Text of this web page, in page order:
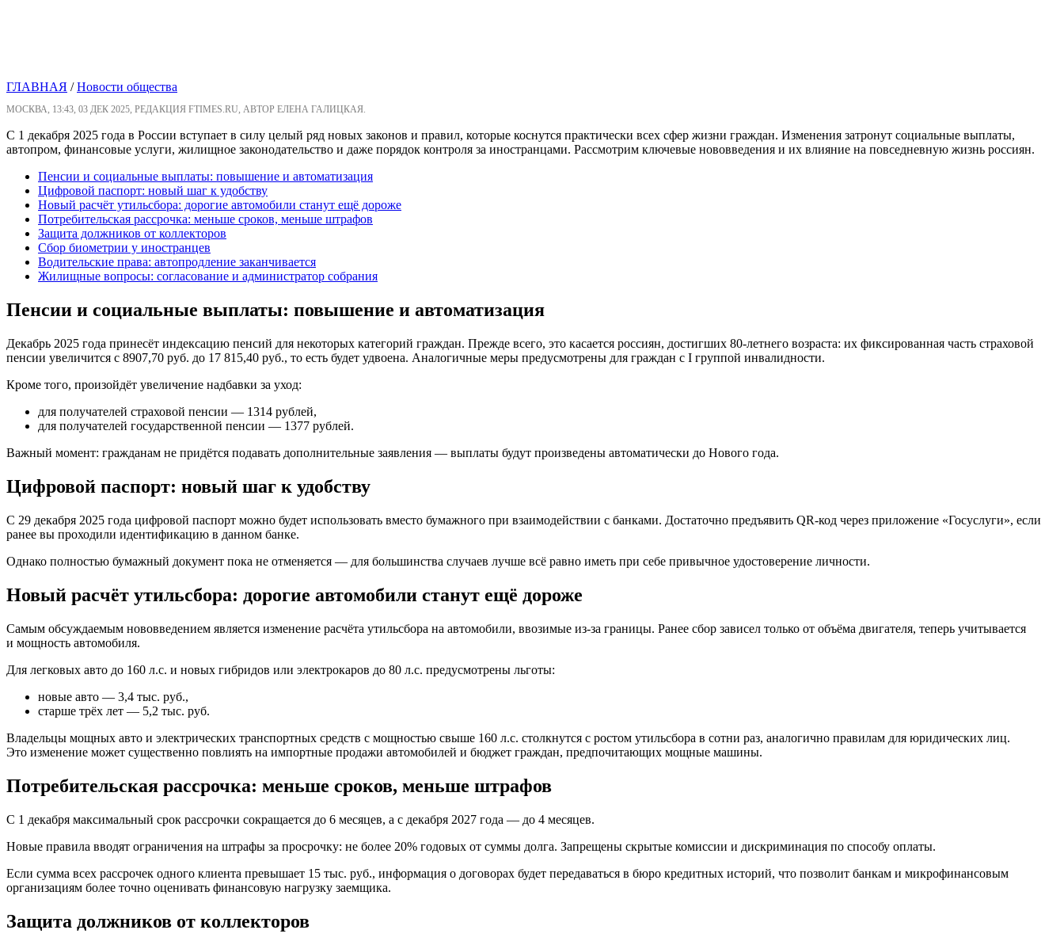
ГЛАВНАЯ /Новости общества
МОСКВА, 13:43, 03 ДЕК 2025, РЕДАКЦИЯ FTIMES.RU, АВТОР ЕЛЕНА ГАЛИЦКАЯ.
С 1 декабря 2025 года в России вступает в силу целый ряд новых законов и правил, которые коснутся практически всех сфер жизни граждан. Изменения затронут социальные выплаты,
автопром, финансовые услуги, жилищное законодательство и даже порядок контроля за иностранцами. Рассмотрим ключевые нововведения и их влияние на повседневную жизнь россиян.
Пенсии и социальные выплаты: повышение и автоматизация
Цифровой паспорт: новый шаг к удобству
Новый расчёт утильсбора: дорогие автомобили станут ещё дороже
Потребительская рассрочка: меньше сроков, меньше штрафов
Защита должников от коллекторов
Сбор биометрии у иностранцев
Водительские права: автопродление заканчивается
Жилищные вопросы: согласование и администратор собрания
Пенсии и социальные выплаты: повышение и автоматизация
Декабрь 2025 года принесёт индексацию пенсий для некоторых категорий граждан. Прежде всего, это касается россиян, достигших 80-летнего возраста: их фиксированная часть страховой
пенсии увеличится с 8907,70 руб. до 17 815,40 руб., то есть будет удвоена. Аналогичные меры предусмотрены для граждан с I группой инвалидности.
Кроме того, произойдёт увеличение надбавки за уход:
для получателей страховой пенсии — 1314 рублей,
для получателей государственной пенсии — 1377 рублей.
Важный момент: гражданам не придётся подавать дополнительные заявления — выплаты будут произведены автоматически до Нового года.
Цифровой паспорт: новый шаг к удобству
С 29 декабря 2025 года цифровой паспорт можно будет использовать вместо бумажного при взаимодействии с банками. Достаточно предъявить QR-код через приложение «Госуслуги», если
ранее вы проходили идентификацию в данном банке.
Однако полностью бумажный документ пока не отменяется — для большинства случаев лучше всё равно иметь при себе привычное удостоверение личности.
Новый расчёт утильсбора: дорогие автомобили станут ещё дороже
Самым обсуждаемым нововведением является изменение расчёта утильсбора на автомобили, ввозимые из-за границы. Ранее сбор зависел только от объёма двигателя, теперь учитывается
и мощность автомобиля.
Для легковых авто до 160 л.с. и новых гибридов или электрокаров до 80 л.с. предусмотрены льготы:
новые авто — 3,4 тыс. руб.,
старше трёх лет — 5,2 тыс. руб.
Владельцы мощных авто и электрических транспортных средств с мощностью свыше 160 л.с. столкнутся с ростом утильсбора в сотни раз, аналогично правилам для юридических лиц.
Это изменение может существенно повлиять на импортные продажи автомобилей и бюджет граждан, предпочитающих мощные машины.
Потребительская рассрочка: меньше сроков, меньше штрафов
С 1 декабря максимальный срок рассрочки сокращается до 6 месяцев, а с декабря 2027 года — до 4 месяцев.
Новые правила вводят ограничения на штрафы за просрочку: не более 20% годовых от суммы долга. Запрещены скрытые комиссии и дискриминация по способу оплаты.
Если сумма всех рассрочек одного клиента превышает 15 тыс. руб., информация о договорах будет передаваться в бюро кредитных историй, что позволит банкам и микрофинансовым
организациям более точно оценивать финансовую нагрузку заемщика.
Защита должников от коллекторов